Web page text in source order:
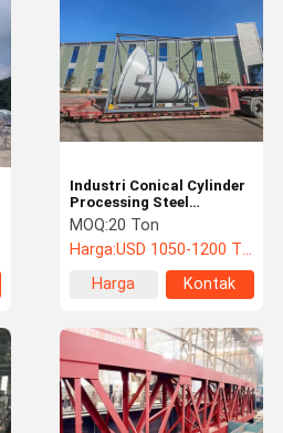
Industri Conical Cylinder
Processing Steel
Structure Fabrication
Sesuai dengan AISC/CE
untuk Sistem Beban Berat
MOQ:20 Ton
Harga:USD 1050-1200 TON
Harga
Kontak